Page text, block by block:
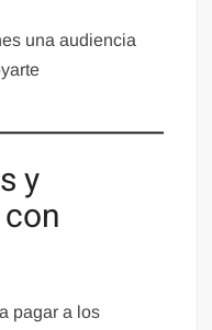
una audiencia
y
pagar a los